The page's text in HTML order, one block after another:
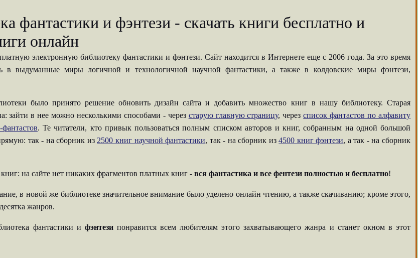
фантастики и фэнтези - скачать книги бесплатно и
онлайн
электронную библиотеку фантастики и фэнтези. Сайт находится в Интернете еще с 2006 года. За это время
в выдуманные миры логичной и технологичной научной фантастики, а также в колдовские миры фэнтези,
было принято решение обновить дизайн сайта и добавить множество книг в нашу библиотеку. Старая
зайти в нее можно несколькими способами - через старую главную страницу, черезсписок фантастов по алфавиту
. Те читатели, кто привык пользоваться полным списком авторов и книг, собранным на одной большой
так - на сборник из 2500 книг научной фантастики, так - на сборник из4500 книг фэнтези, а так - на сборник
на сайте нет никаких фрагментов платных книг - вся фантастика и все фентези полностью и бесплатно!
в новой же библиотеке значительное внимание было уделено онлайн чтению, а также скачиванию; кроме этого,
жанров.
фантастики и фэнтезипонравится всем любителям этого захватывающего жанра и станет окном в этот